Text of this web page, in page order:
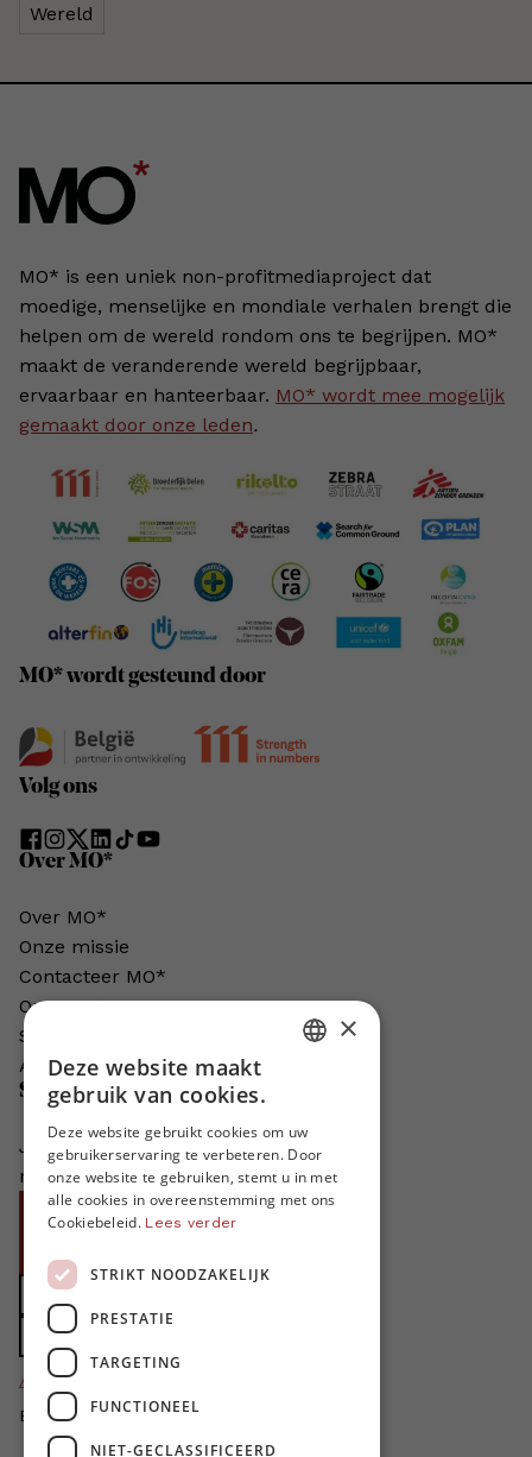
Wereld
MO* is een uniek non-profitmediaproject dat
moedige, menselijke en mondiale verhalen brengt die
helpen om de wereld rondom ons te begrijpen. MO*
maakt de veranderende wereld begrijpbaar,
ervaarbaar en hanteerbaar. MO* wordt mee mogelijk
gemaakt door onze leden.
MO* wordt gesteund door
Volg ons
Over MO*
Over MO*
Onze missie
Contacteer MO*
Onze auteurs
Schrijven voor MO*?
Adverteren in MO*
Steun MO*
Je helpt ons groeien. MO* bestaat
niet zonder jouw steun!
Word proMO*
Doe een gift
Zet MO* in uw testament
4424
Bedankt voor jullie steun!
ENGLISH
×
Deze website maakt
gebruik van cookies.
Deze website gebruikt cookies om uw
gebruikerservaring te verbeteren. Door
onze website te gebruiken, stemt u in met
alle cookies in overeenstemming met ons
Cookiebeleid. Lees verder
STRIKT NOODZAKELIJK
PRESTATIE
TARGETING
FUNCTIONEEL
NIET-GECLASSIFICEERD